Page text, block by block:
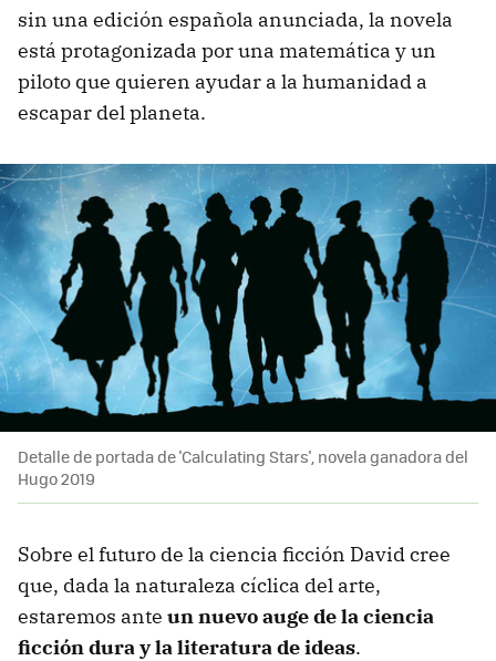
sin una edición española anunciada, la novela
está protagonizada por una matemática y un
piloto que quieren ayudar a la humanidad a
escapar del planeta.
Detalle de portada de 'Calculating Stars', novela ganadora del
Hugo 2019
Sobre el futuro de la ciencia ficción David cree
que, dada la naturaleza cíclica del arte,
estaremos ante un nuevo auge de la ciencia
ficción dura y la literatura de ideas.